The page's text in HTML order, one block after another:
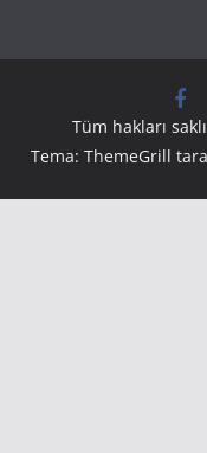
Tüm hakları
Tema: ThemeGrill